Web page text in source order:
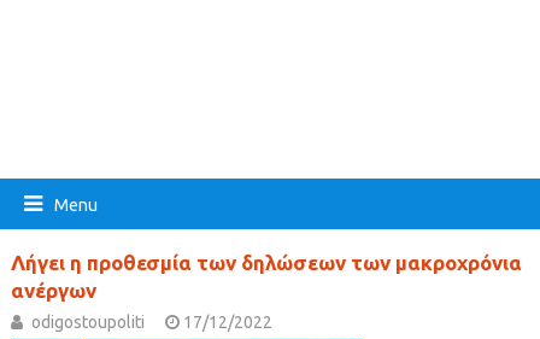
Menu
Λήγει η προθεσμία των δηλώσεων των μακροχρόνια
ανέργων
odigostoupoliti
17/12/2022